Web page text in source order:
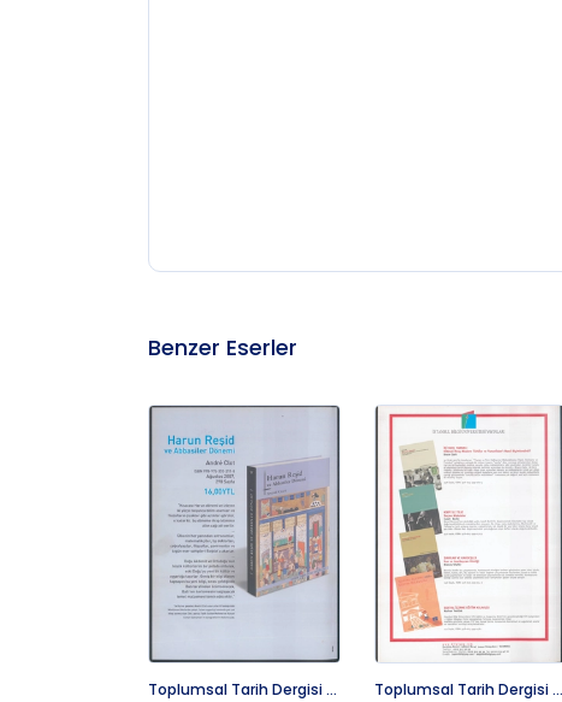
Benzer Eserler
Toplumsal Tarih Dergisi -
Toplumsal Tarih Dergisi -